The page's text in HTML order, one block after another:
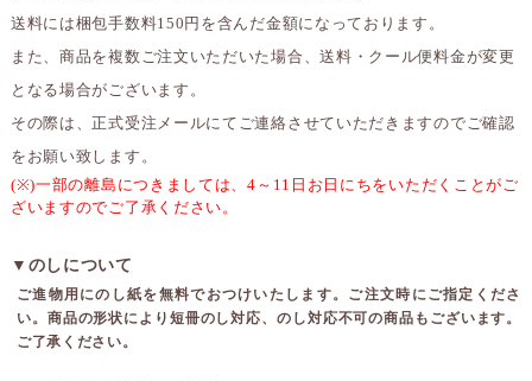
送料には梱包手数料150円を含んだ金額になっております。
また、商品を複数ご注文いただいた場合、送料・クール便料金が変更
となる場合がございます。
その際は、正式受注メールにてご連絡させていただきますのでご確認
をお願い致します。
(※)一部の離島につきましては、4～11日お日にちをいただくことがご
ざいますのでご了承ください。
▼のしについて
ご進物用にのし紙を無料でおつけいたします。ご注文時にご指定くださ
い。商品の形状により短冊のし対応、のし対応不可の商品もございます。
ご了承ください。